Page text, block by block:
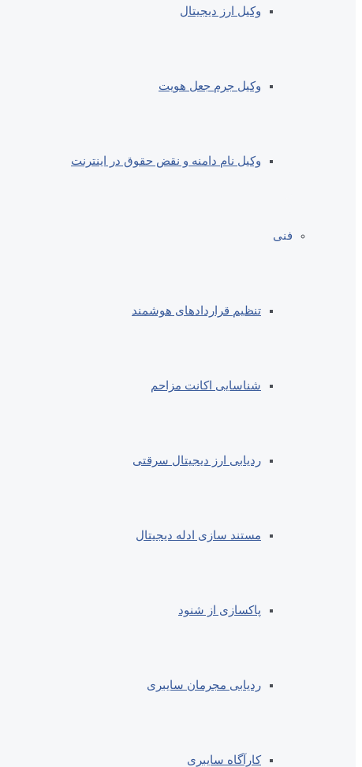
وکیل ارز دیجیتال
وکیل جرم جعل هویت
وکیل نام دامنه و نقض حقوق در اینترنت
فنی
تنظیم قراردادهای هوشمند
شناسایی اکانت مزاحم
ردیابی ارز دیجیتال سرقتی
مستند سازی ادله دیجیتال
پاکسازی از شنود
ردیابی مجرمان سایبری
کارآگاه سایبری